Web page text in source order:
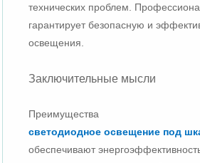
технических проблем.
гарантирует безопасную и
освещения.
Заключительные мысли
Преимущества
светодиодное освещение под
обеспечивают